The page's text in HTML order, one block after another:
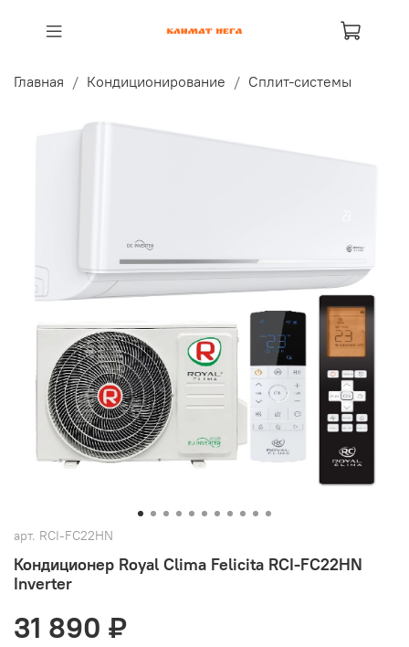
Главная Кондиционирование Сплит-системы
арт. RCI-FC22HN
Кондиционер Royal Clima Felicita RCI-FC22HN
Inverter
31 890 ₽